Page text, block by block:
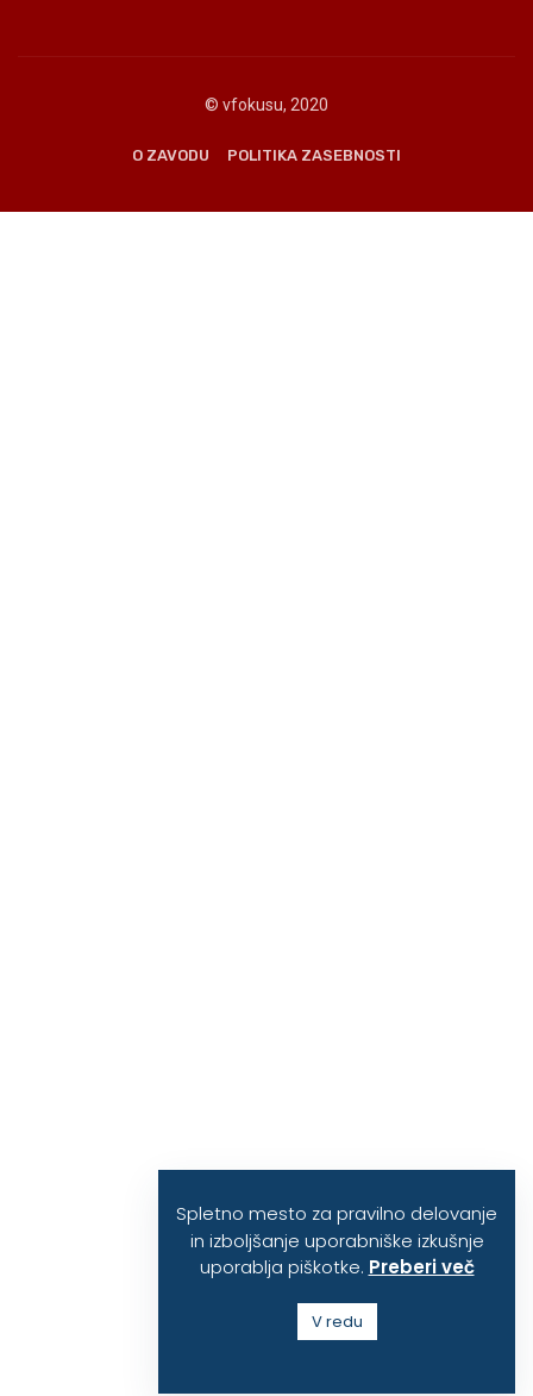
© vfokusu, 2020
O ZAVODU POLITIKA ZASEBNOSTI
Spletno mesto za pravilno delovanje
in izboljšanje uporabniške izkušnje
uporablja piškotke. Preberi več
V redu